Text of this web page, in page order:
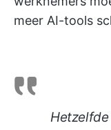
meer AI-tools